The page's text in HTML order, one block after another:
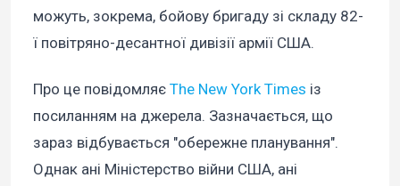
можуть, зокрема, бойову бригаду зі складу 82-
ї повітряно-десантної дивізії армії США.
Про це повідомляє The New York Times із
посиланням на джерела. Зазначається, що
зараз відбувається "обережне планування".
Однак ані Міністерство війни США, ані